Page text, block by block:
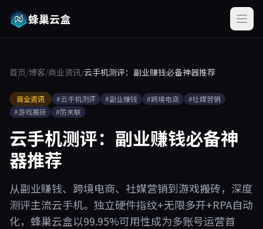
蜂巢云盒
首页/博客/商业资讯/云手机测评：副业赚钱必备神器推荐
商业资讯 #云手机测评 #副业赚钱 #跨境电商
#社媒营销
#游戏搬砖
#防关联
云手机测评：副业赚钱必备神
器推荐
从副业赚钱、跨境电商、社媒营销到游戏搬砖，深度
测评主流云手机。独立硬件指纹+无限多开+RPA自动
化，蜂巢云盒以99.95%可用性成为多账号运营首